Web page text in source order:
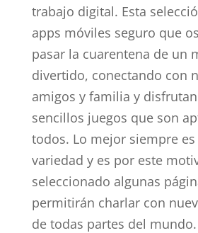
trabajo digital. Esta
apps móviles seguro que
pasar la cuarentena de un
divertido, conectando con
amigos y familia y
sencillos juegos que son
todos. Lo mejor siempre
variedad y es por este
seleccionado algunas
permitirán charlar con
de todas partes del